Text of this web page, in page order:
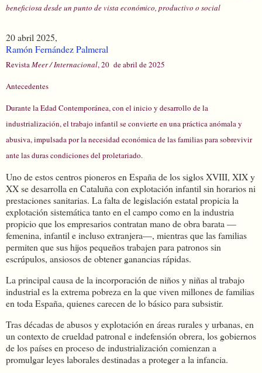
beneficiosa desde un punto de vista económico, productivo o social
20 abril 2025,
Ramón Fernández Palmeral
RevistaMeer / Internacional, 20 de abril de 2025
Antecedentes
Durante la Edad Contemporánea, con el inicio y desarrollo de la
industrialización, el trabajo infantil se convierte en una práctica anómala y
abusiva, impulsada por la necesidad económica de las familias para sobrevivir
ante las duras condiciones del proletariado.
Uno de estos centros pioneros en España de los siglos XVIII, XIX y
XX se desarrolla en Cataluña con explotación infantil sin horarios ni
prestaciones sanitarias. La falta de legislación estatal propicia la
explotación sistemática tanto en el campo como en la industria
propicio que los empresarios contratan mano de obra barata —
femenina, infantil e incluso extranjera—, mientras que las familias
permiten que sus hijos pequeños trabajen para patronos sin
escrúpulos, ansiosos de obtener ganancias rápidas.
La principal causa de la incorporación de niños y niñas al trabajo
industrial es la extrema pobreza en la que viven millones de familias
en toda España, quienes carecen de lo básico para subsistir.
Tras décadas de abusos y explotación en áreas rurales y urbanas, en
un contexto de crueldad patronal e indefensión obrera, los gobiernos
de los países en proceso de industrialización comienzan a
promulgar leyes laborales destinadas a proteger a la infancia.